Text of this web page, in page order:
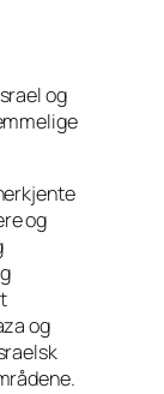
og
og
og